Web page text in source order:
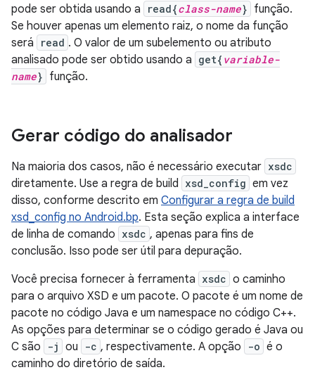
pode ser obtida usando a
read{class-name} função.
Se houver apenas um elemento raiz, o nome da função
será
read . O valor de um subelemento ou atributo
analisado pode ser obtido usando a get{ variable-
name} função.
Gerar código do analisador
Na maioria dos casos, não é necessário executar xsdc
diretamente. Use a regra de build xsd_config em vez
disso, conforme descrito em Configurar a regra de build
xsd_config no Android.bp. Esta seção explica a interface
de linha de comando xsdc , apenas para fins de
conclusão. Isso pode ser útil para depuração.
Você precisa fornecer à ferramenta xsdc o caminho
para o arquivo XSD e um pacote. O pacote é um nome de
pacote no código Java e um namespace no código C++.
As opções para determinar se o código gerado é Java ou
C são
-j ou -c , respectivamente. A opção -o é o
caminho do diretório de saída.